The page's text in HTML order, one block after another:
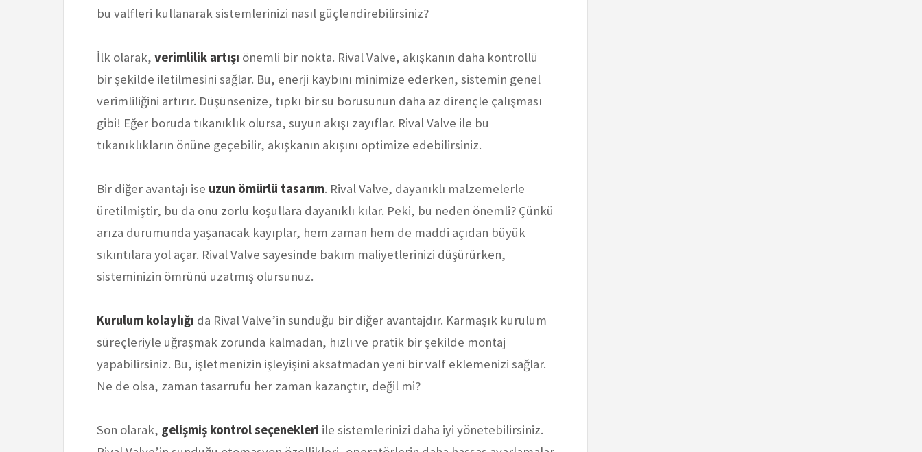
bu valfleri kullanarak sistemlerinizi nasıl güçlendirebilirsiniz?
İlk olarak, verimlilik artışı önemli bir nokta. Rival Valve, akışkanın daha kontrollü
bir şekilde iletilmesini sağlar. Bu, enerji kaybını minimize ederken, sistemin genel
verimliliğini artırır. Düşünsenize, tıpkı bir su borusunun daha az dirençle çalışması
gibi! Eğer boruda tıkanıklık olursa, suyun akışı zayıflar. Rival Valve ile bu
tıkanıklıkların önüne geçebilir, akışkanın akışını optimize edebilirsiniz.
Bir diğer avantajı ise uzun ömürlü tasarım. Rival Valve, dayanıklı malzemelerle
üretilmiştir, bu da onu zorlu koşullara dayanıklı kılar. Peki, bu neden önemli? Çünkü
arıza durumunda yaşanacak kayıplar, hem zaman hem de maddi açıdan büyük
sıkıntılara yol açar. Rival Valve sayesinde bakım maliyetlerinizi düşürürken,
sisteminizin ömrünü uzatmış olursunuz.
Kurulum kolaylığı da Rival Valve’in sunduğu bir diğer avantajdır. Karmaşık kurulum
süreçleriyle uğraşmak zorunda kalmadan, hızlı ve pratik bir şekilde montaj
yapabilirsiniz. Bu, işletmenizin işleyişini aksatmadan yeni bir valf eklemenizi sağlar.
Ne de olsa, zaman tasarrufu her zaman kazançtır, değil mi?
Son olarak, gelişmiş kontrol seçenekleri ile sistemlerinizi daha iyi yönetebilirsiniz.